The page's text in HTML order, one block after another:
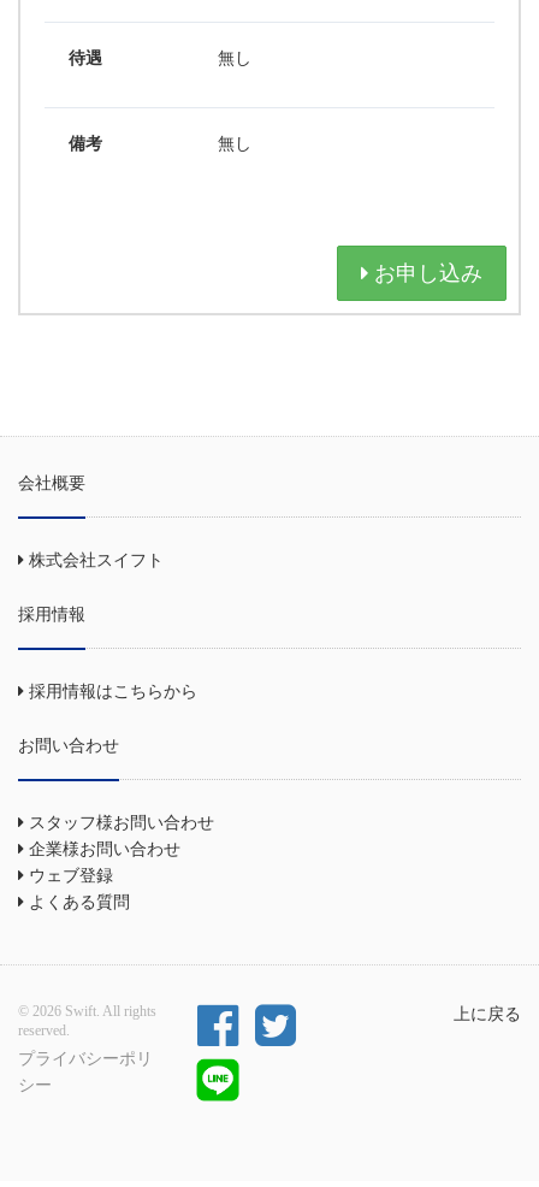
待遇 無し
備考 無し
お申し込み
会社概要
株式会社スイフト
採用情報
採用情報はこちらから
お問い合わせ
スタッフ様お問い合わせ
企業様お問い合わせ
ウェブ登録
よくある質問
© 2026 Swift. All rights
reserved.
プライバシーポリ
シー
上に戻る